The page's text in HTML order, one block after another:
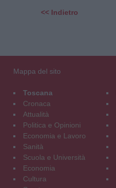
<< Indietro
Mappa del sito
Toscana
Cronaca
Attualità
Politica e Opinioni
Economia e Lavoro
Sanità
Scuola e Università
Economia
Cultura